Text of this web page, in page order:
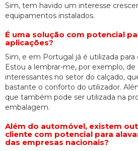
Sim, tem havido um interesse
equipamentos instalados.
É uma solução com potencial
aplicações?
Sim, e em Portugal já é utilizada para
Estou a lembrar-me, por exemplo,
interessantes no setor do calçado,
bastante o conforto do utilizador.
que também pode ser utilizada na
embalagem.
Além do automóvel, existem
cliente com potencial para
das empresas nacionais?